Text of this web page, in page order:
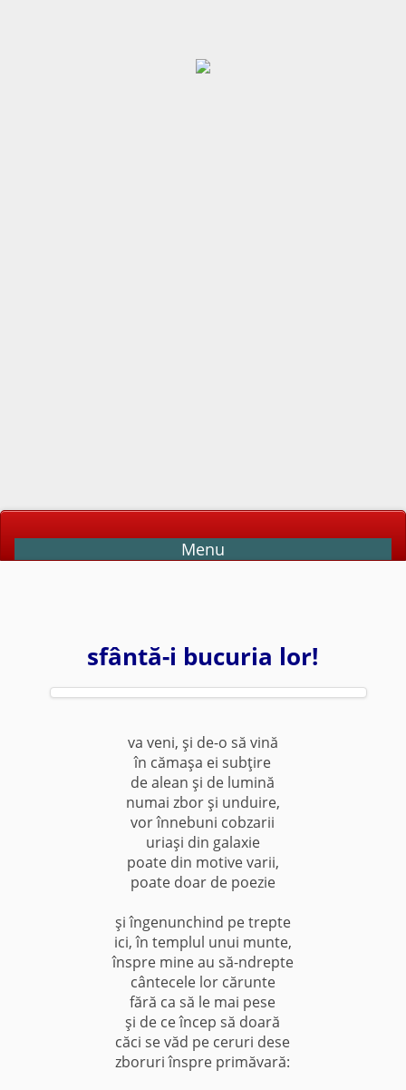
Menu
sfântă-i bucuria lor!
va veni, şi de-o să vină
în cămaşa ei subţire
de alean şi de lumină
numai zbor şi unduire,
vor înnebuni cobzarii
uriaşi din galaxie
poate din motive varii,
poate doar de poezie
şi îngenunchind pe trepte
ici, în templul unui munte,
înspre mine au să-ndrepte
cântecele lor cărunte
fără ca să le mai pese
şi de ce încep să doară
căci se văd pe ceruri dese
zboruri înspre primăvară: